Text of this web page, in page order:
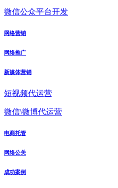
微信公众平台开发
网络营销
网络推广
新媒体营销
短视频代运营
微信\微博代运营
电商托管
网络公关
成功案例